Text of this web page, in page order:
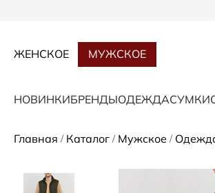
ЖЕНСКОЕ МУЖСКОЕ
НОВИНКИБРЕНДЫОДЕЖДАСУМКИ
Главная / Каталог / Мужское /